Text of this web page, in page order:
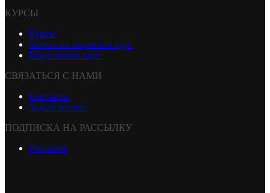
КУРСЫ
Курсы
Запись на закрытый курс
Предложить курс
СВЯЗАТЬСЯ С НАМИ
Контакты
Задать вопрос
ПОДПИСКА НА РАССЫЛКУ
Рассылка